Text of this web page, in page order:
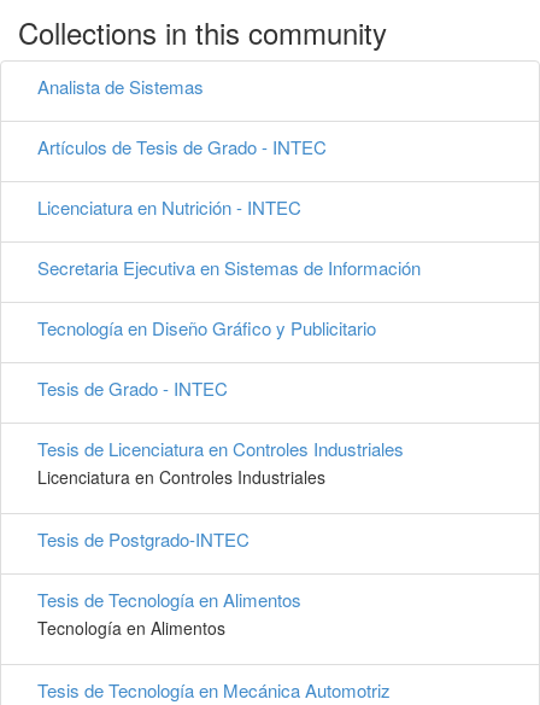
Collections in this community
Analista de Sistemas
Artículos de Tesis de Grado - INTEC
Licenciatura en Nutrición - INTEC
Secretaria Ejecutiva en Sistemas de Información
Tecnología en Diseño Gráfico y Publicitario
Tesis de Grado - INTEC
Tesis de Licenciatura en Controles Industriales
Licenciatura en Controles Industriales
Tesis de Postgrado-INTEC
Tesis de Tecnología en Alimentos
Tecnología en Alimentos
Tesis de Tecnología en Mecánica Automotriz